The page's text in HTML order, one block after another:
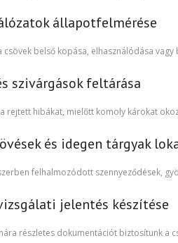
állapotfelmérése
csövek belső kopása, elhasználódása
szivárgások feltárása
rejtett hibákat, mielőtt komoly károkat
és idegen tárgyak
felhalmozódott szennyeződések,
jelentés készítése
részletes dokumentációt biztosítunk a